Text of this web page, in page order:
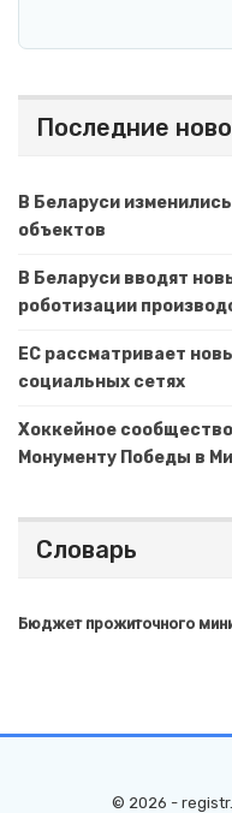
Последние
В Беларуси
объектов
В Беларуси вводят
роботизации
ЕС рассматривает
социальных сетях
Хоккейное
Монументу Победы в
Словарь
Бюджет прожиточного
© 2026 -